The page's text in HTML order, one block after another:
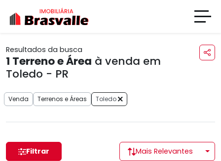
Resultados da busca
1 Terreno e Área à venda em
Toledo - PR
Venda Terrenos e Áreas Toledo
Filtrar Mais Relevantes